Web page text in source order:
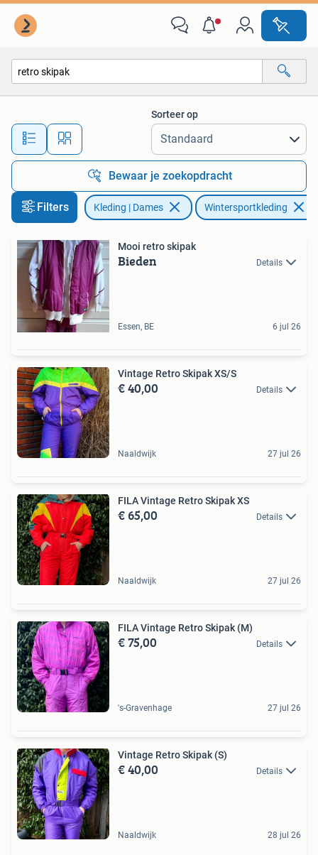
Alle afstanden…
Sorteer op
Bewaar je zoekopdracht
Filters Kleding | Dames Wintersportkleding
Mooi retro skipak
Bieden Details
Essen, BE 6 jul 26
Vintage Retro Skipak XS/S
€ 40,00 Details
Naaldwijk 27 jul 26
FILA Vintage Retro Skipak XS
€ 65,00 Details
Naaldwijk 27 jul 26
FILA Vintage Retro Skipak (M)
€ 75,00 Details
's-Gravenhage 27 jul 26
Vintage Retro Skipak (S)
€ 40,00 Details
Naaldwijk 28 jul 26